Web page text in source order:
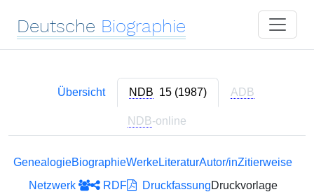
Deutsche Biographie
Übersicht NDB 15 (1987) ADB
NDB-online
GenealogieBiographieWerkeLiteraturAutor/inZitierweise
Netzwerk
RDF DruckfassungDruckvorlage